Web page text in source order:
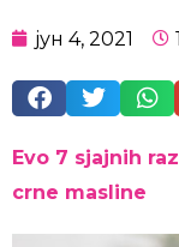
јун 4, 2021
Evo 7 sjajnih
crne masline